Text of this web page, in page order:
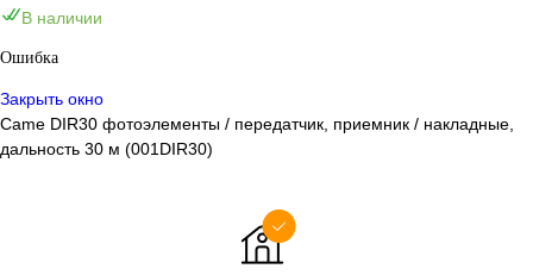
В наличии
Ошибка
Закрыть окно
Came DIR30 фотоэлементы / передатчик, приемник / накладные,
дальность 30 м (001DIR30)